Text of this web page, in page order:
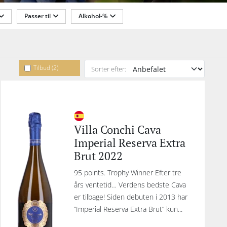
til
Passer til Alkohol-%
Tilbud (2) Sorter efter:
Villa Conchi Cava
Imperial Reserva Extra
Brut 2022
95 points. Trophy Winner Efter tre
års ventetid… Verdens bedste Cava
er tilbage! Siden debuten i 2013 har
”Imperial Reserva Extra Brut” kun...